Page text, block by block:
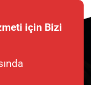
için Bizi